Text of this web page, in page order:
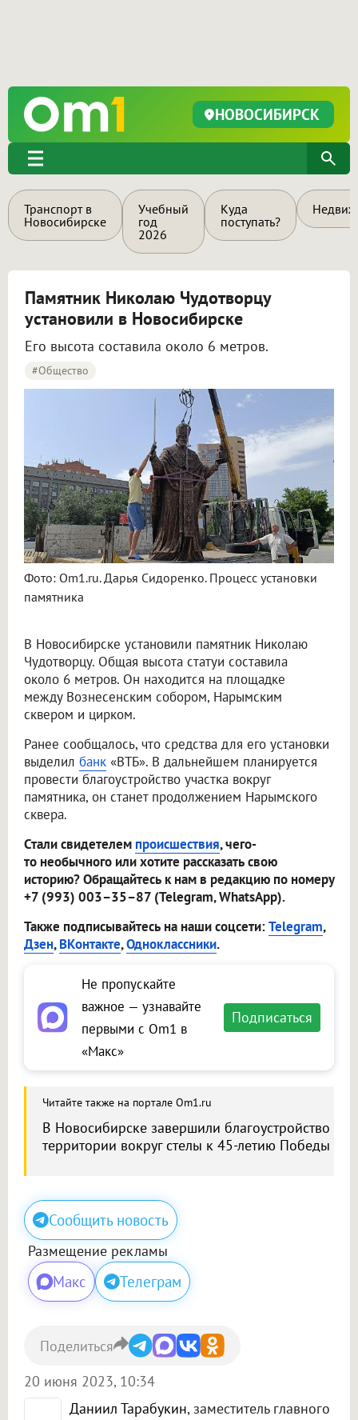
НОВОСИБИРСК
Транспорт в
Новосибирске
Учебный
год
2026
Куда
поступать?
Памятник Николаю Чудотворцу
установили в Новосибирске
Его высота составила около 6 метров.
#Общество
Фото: Om1.ru. Дарья Сидоренко. Процесс установки
памятника
В Новосибирске установили памятник Николаю
Чудотворцу. Общая высота статуи составила
около 6 метров. Он находится на площадке
между Вознесенским собором, Нарымским
сквером и цирком.
Ранее сообщалось, что средства для его установки
выделил банк «ВТБ». В дальнейшем планируется
провести благоустройство участка вокруг
памятника, он станет продолжением Нарымского
сквера.
Стали свидетелем происшествия, чего-
то необычного или хотите рассказать свою
историю? Обращайтесь к нам в редакцию по номеру
+7 (993) 003–35–87 (Telegram, WhatsApp).
Также подписывайтесь на наши соцсети:Telegram,
Дзен,ВКонтакте,Одноклассники.
Не пропускайте
важное — узнавайте
первыми с Om1 в
«Макс»
Подписаться
Читайте также на портале Om1.ru
В Новосибирске завершили благоустройство
территории вокруг стелы к 45-летию Победы
Сообщить новость
Размещение рекламы
Макс Телеграм
Даниил Тарабукин, заместитель главного
20 июня 2023, 10:34
Поделиться